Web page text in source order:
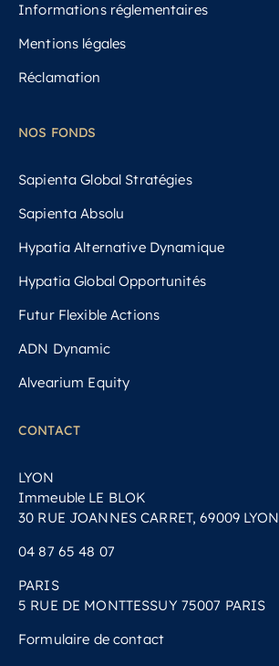
Informations réglementaires
Mentions légales
Réclamation
NOS FONDS
Sapienta Global Stratégies
Sapienta Absolu
Hypatia Alternative Dynamique
Hypatia Global Opportunités
Futur Flexible Actions
ADN Dynamic
Alvearium Equity
CONTACT
LYON
Immeuble LE BLOK
30 RUE JOANNES CARRET, 69009 LYON
04 87 65 48 07
PARIS
5 RUE DE MONTTESSUY 75007 PARIS
Formulaire de contact